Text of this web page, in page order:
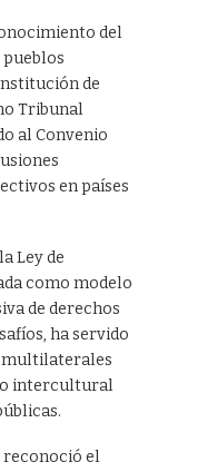
del
de
Tribunal
al Convenio
en países
Ley de
como modelo
de derechos
ha servido
multilaterales
intercultural
reconoció el